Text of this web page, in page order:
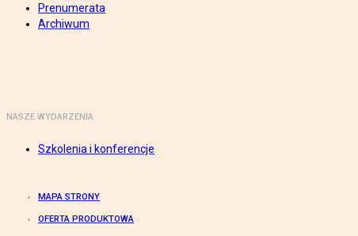
Prenumerata
Archiwum
NASZE WYDARZENIA
Szkolenia i konferencje
MAPA STRONY
OFERTA PRODUKTOWA